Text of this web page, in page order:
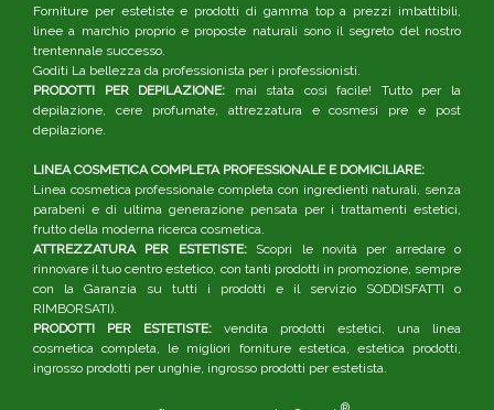
Forniture per estetiste e prodotti di gamma top a prezzi imbattibili,
linee a marchio proprio e proposte naturali sono il segreto del nostro
trentennale successo.
Goditi La bellezza da professionista per i professionisti.
PRODOTTI PER DEPILAZIONE: mai stata così facile! Tutto per la
depilazione, cere profumate, attrezzatura e cosmesi pre e post
depilazione.
LINEA COSMETICA COMPLETA PROFESSIONALE E DOMICILIARE:
Linea cosmetica professionale completa con ingredienti naturali, senza
parabeni e di ultima generazione pensata per i trattamenti estetici,
frutto della moderna ricerca cosmetica.
ATTREZZATURA PER ESTETISTE:Scopri le novità per arredare o
rinnovare il tuo centro estetico, con tanti prodotti in promozione, sempre
con la Garanzia su tutti i prodotti e il servizio SODDISFATTI o
RIMBORSATI).
PRODOTTI PER ESTETISTE: vendita prodotti estetici, una linea
cosmetica completa, le migliori forniture estetica, estetica prodotti,
ingrosso prodotti per unghie, ingrosso prodotti per estetista.